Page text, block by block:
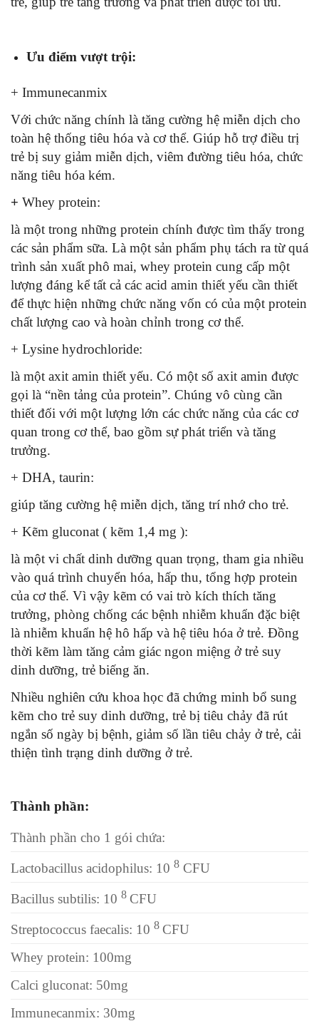
Ưu điểm vượt trội:
+ Immunecanmix
Với chức năng chính là tăng cường hệ miễn dịch cho
toàn hệ thống tiêu hóa và cơ thể. Giúp hỗ trợ điều trị
trẻ bị suy giảm miễn dịch, viêm đường tiêu hóa, chức
năng tiêu hóa kém.
+ Whey protein:
là một trong những protein chính được tìm thấy trong
các sản phẩm sữa. Là một sản phẩm phụ tách ra từ quá
trình sản xuất phô mai, whey protein cung cấp một
lượng đáng kể tất cả các acid amin thiết yếu cần thiết
để thực hiện những chức năng vốn có của một protein
chất lượng cao và hoàn chỉnh trong cơ thể.
+ Lysine hydrochloride:
là một axit amin thiết yếu. Có một số axit amin được
gọi là “nền tảng của protein”. Chúng vô cùng cần
thiết đối với một lượng lớn các chức năng của các cơ
quan trong cơ thể, bao gồm sự phát triển và tăng
trưởng.
+ DHA, taurin:
giúp tăng cường hệ miễn dịch, tăng trí nhớ cho trẻ.
+ Kẽm gluconat ( kẽm 1,4 mg ):
là một vi chất dinh dưỡng quan trọng, tham gia nhiều
vào quá trình chuyển hóa, hấp thu, tổng hợp protein
của cơ thể. Vì vậy kẽm có vai trò kích thích tăng
trưởng, phòng chống các bệnh nhiễm khuẩn đặc biệt
là nhiễm khuẩn hệ hô hấp và hệ tiêu hóa ở trẻ. Đồng
thời kẽm làm tăng cảm giác ngon miệng ở trẻ suy
dinh dưỡng, trẻ biếng ăn.
Nhiều nghiên cứu khoa học đã chứng minh bổ sung
kẽm cho trẻ suy dinh dưỡng, trẻ bị tiêu chảy đã rút
ngắn số ngày bị bệnh, giảm số lần tiêu chảy ở trẻ, cải
thiện tình trạng dinh dưỡng ở trẻ.
Thành phần:
Thành phần cho 1 gói chứa:
Lactobacillus acidophilus: 10 8 CFU
Bacillus subtilis: 10 8 CFU
Streptococcus faecalis: 10 8 CFU
Whey protein: 100mg
Calci gluconat: 50mg
Immunecanmix: 30mg